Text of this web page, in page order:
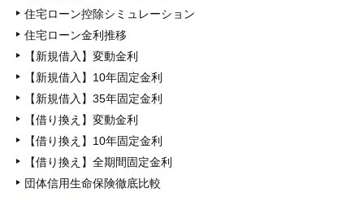
住宅ローン控除シミュレーション
住宅ローン金利推移
【新規借入】変動金利
【新規借入】10年固定金利
【新規借入】35年固定金利
【借り換え】変動金利
【借り換え】10年固定金利
【借り換え】全期間固定金利
団体信用生命保険徹底比較